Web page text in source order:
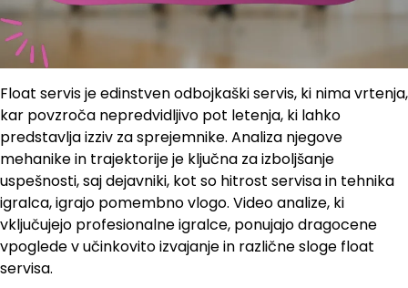
Float servis je edinstven odbojkaški servis, ki nima vrtenja,
kar povzroča nepredvidljivo pot letenja, ki lahko
predstavlja izziv za sprejemnike. Analiza njegove
mehanike in trajektorije je ključna za izboljšanje
uspešnosti, saj dejavniki, kot so hitrost servisa in tehnika
igralca, igrajo pomembno vlogo. Video analize, ki
vključujejo profesionalne igralce, ponujajo dragocene
vpoglede v učinkovito izvajanje in različne sloge float
servisa.